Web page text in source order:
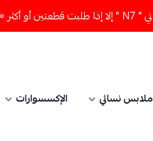
ملابس نسائي
الإكسسوارات